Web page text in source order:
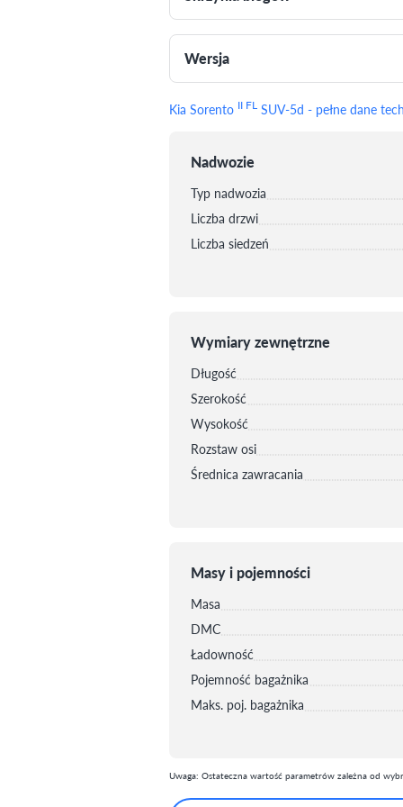
Wersja
Kia Sorento II FL SUV-5d - pełne dane
Nadwozie
Typ nadwozia
Liczba drzwi
Liczba siedzeń
Wymiary zewnętrzne
Długość
Szerokość
Wysokość
Rozstaw osi
Średnica zawracania
Masy i pojemności
Masa
DMC
Ładowność
Pojemność bagażnika
Maks. poj. bagażnika
Uwaga: Ostateczna wartość parametrów zależna od